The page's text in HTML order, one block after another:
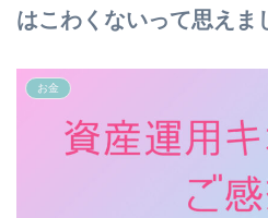
はこわくないって思え
お金